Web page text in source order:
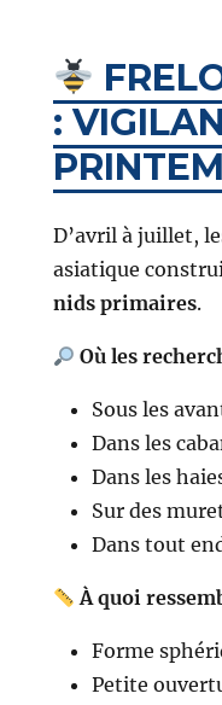
:
D’avril à juillet,
asiatique
nids primaires.
Où les
Sous les
Dans les
Dans les
Sur des
Dans tout
À quoi
Forme
Petite